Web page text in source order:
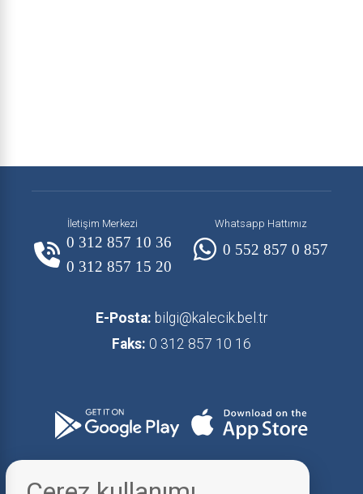
İletişim Merkezi
0 312 857 10 36
0 312 857 15 20
Whatsapp Hattımız
0 552 857 0 857
E-Posta: bilgi@kalecik.bel.tr
Faks: 0 312 857 10 16